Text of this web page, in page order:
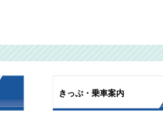
きっぷ・乗車案内